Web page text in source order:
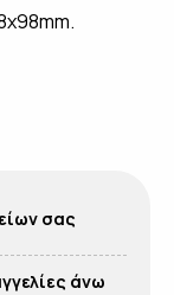
σας
άνω